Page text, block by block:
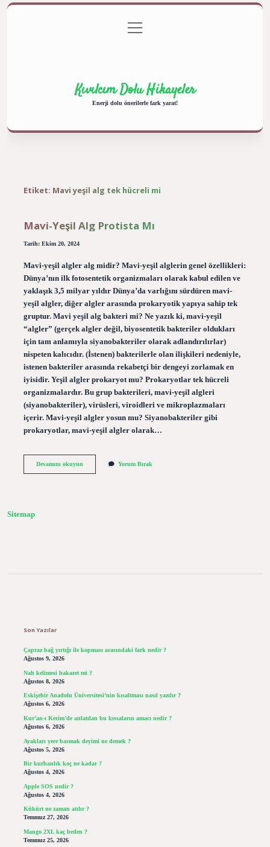
Gizlilik Politikası
menüyü
aç
Kıvılcım Dolu Hikayeler
Enerji dolu önerilerle fark yarat!
Etiket: Mavi yeşil alg tek hücreli mi
Mavi-Yeşil Alg Protista Mı
Tarih: Ekim 20, 2024
Mavi-yeşil algler alg midir? Mavi-yeşil alglerin genel özellikleri:
Dünya’nın ilk fotosentetik organizmaları olarak kabul edilen ve
yaklaşık 3,5 milyar yıldır Dünya’da varlığını sürdüren mavi-
yeşil algler, diğer algler arasında prokaryotik yapıya sahip tek
gruptur. Mavi yeşil alg bakteri mi? Ne yazık ki, mavi-yeşil
“algler” (gerçek algler değil, biyosentetik bakteriler oldukları
için tam anlamıyla siyanobakteriler olarak adlandırılırlar)
nispeten kalıcıdır. (İstenen) bakterilerle olan ilişkileri nedeniyle,
istenen bakteriler arasında rekabetçi bir dengeyi zorlamak en
iyisidir. Yeşil algler prokaryot mu? Prokaryotlar tek hücreli
organizmalardır. Bu grup bakterileri, mavi-yeşil algleri
(siyanobakteriler), virüsleri, viroidleri ve mikroplazmaları
içerir. Mavi-yeşil algler yosun mu? Siyanobakteriler gibi
prokaryotlar, mavi-yeşil algler olarak…
Devamını okuyunMavi-
Yorum Bırak
Sitemap
Son Yazılar
Çapraz bağ yırtığı ile kopması arasındaki fark nedir ?
Ağustos 9, 2026
Nah kelimesi hakaret mi ?
Ağustos 8, 2026
Eskişehir Anadolu Üniversitesi’nin kısaltması nasıl yazılır ?
Ağustos 6, 2026
Kur’an-ı Kerim’de anlatılan bu kıssaların amacı nedir ?
Ağustos 6, 2026
Ayakları yere basmak deyimi ne demek ?
Ağustos 5, 2026
Bir kurbanlık koç ne kadar ?
Ağustos 4, 2026
Apple SOS nedir ?
Ağustos 4, 2026
Kükürt ne zaman atılır ?
Temmuz 27, 2026
Mango 2XL kaç beden ?
Temmuz 25, 2026